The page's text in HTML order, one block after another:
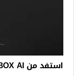
استفد من BLACKBOX AI: حلول تقنية متطورة